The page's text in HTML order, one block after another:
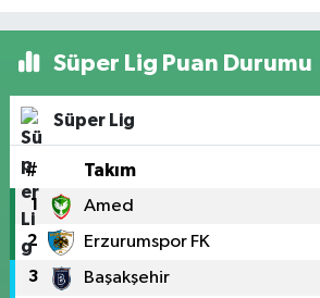
Süper Lig Puan Durumu
Süper Lig
# Takım
1 Amed
2 Erzurumspor FK
3 Başakşehir